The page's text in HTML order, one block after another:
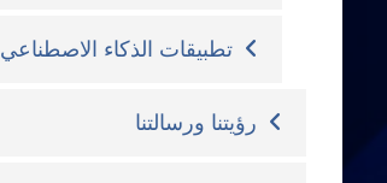
تطبيقات الذكاء الاصطناعي
رؤيتنا ورسالتنا